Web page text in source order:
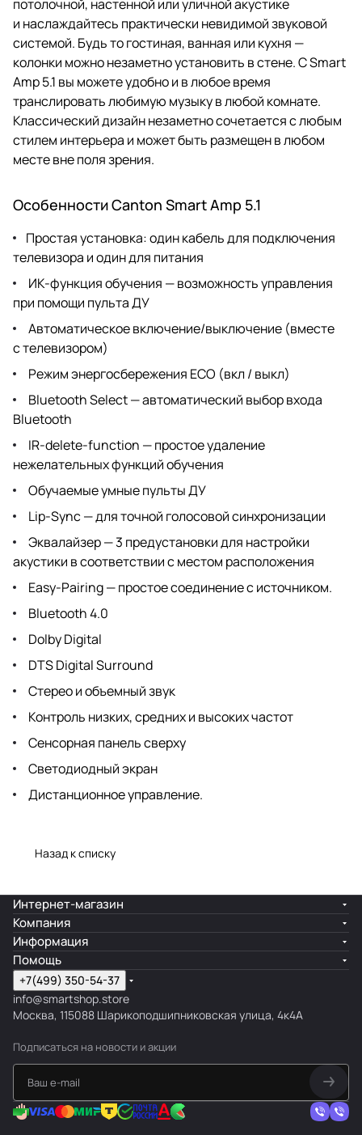
потолочной, настенной или уличной акустике
и наслаждайтесь практически невидимой звуковой
системой. Будь то гостиная, ванная или кухня —
колонки можно незаметно установить в стене. С Smart
Amp 5.1 вы можете удобно и в любое время
транслировать любимую музыку в любой комнате.
Классический дизайн незаметно сочетается с любым
стилем интерьера и может быть размещен в любом
месте вне поля зрения.
Особенности Canton Smart Amp 5.1
Простая установка: один кабель для подключения
телевизора и один для питания
ИК-функция обучения — возможность управления
при помощи пульта ДУ
Автоматическое включение/выключение (вместе
с телевизором)
Режим энергосбережения ECO (вкл / выкл)
Bluetooth Select — автоматический выбор входа
Bluetooth
IR-delete-function — простое удаление
нежелательных функций обучения
Обучаемые умные пульты ДУ
Lip-Sync — для точной голосовой синхронизации
Эквалайзер — 3 предустановки для настройки
акустики в соответствии с местом расположения
Easy-Pairing — простое соединение с источником.
Bluetooth 4.0
Dolby Digital
DTS Digital Surround
Стерео и объемный звук
Контроль низких, средних и высоких частот
Сенсорная панель сверху
Светодиодный экран
Дистанционное управление.
Назад к списку
Интернет-магазин
Компания
Информация
Помощь
+7(499) 350-54-37
info@smartshop.store
Москва, 115088 Шарикоподшипниковская улица, 4к4А
Подписаться на новости и акции